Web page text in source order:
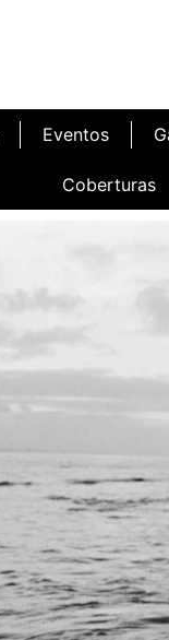
Eventos
Coberturas
Illa Café